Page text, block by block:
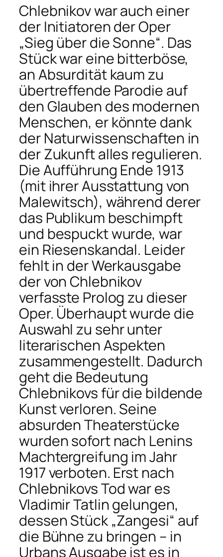
Chlebnikov war auch einer
der Initiatoren der Oper
„Sieg über die Sonne“. Das
Stück war eine bitterböse,
an Absurdität kaum zu
übertreffende Parodie auf
den Glauben des modernen
Menschen, er könnte dank
der Naturwissenschaften in
der Zukunft alles regulieren.
Die Aufführung Ende 1913
(mit ihrer Ausstattung von
Malewitsch), während derer
das Publikum beschimpft
und bespuckt wurde, war
ein Riesenskandal. Leider
fehlt in der Werkausgabe
der von Chlebnikov
verfasste Prolog zu dieser
Oper. Überhaupt wurde die
Auswahl zu sehr unter
literarischen Aspekten
zusammengestellt. Da­durch
geht die Bedeutung
Chlebnikovs für die bildende
Kunst verloren. Seine
absurden Theaterstücke
wurden sofort nach Lenins
Machtergreifung im Jahr
1917 verboten. Erst nach
Chlebnikovs Tod war es
Vladimir Tatlin gelungen,
dessen Stück „Zangesi“ auf
die Bühne zu bringen – in
Urbans Ausgabe ist es in